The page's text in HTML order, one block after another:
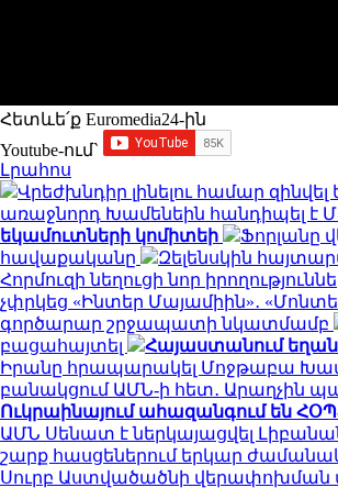
Հետևե՛ք Euromedia24-ին
Youtube-ում`
Լրահոս
Վրեժխնդիր լինելու համար
առաջնորդ Խամենեին հանդիպել է
եկամուտների կոմիտեի
Ֆորլանը
հավաքականը
Զելենսկին
Հորմուզի նեղուցի նոր
չփրկեց «Ինտեր Մայամիին»․
գործարար շրջապատի նկատմամբ
բացահայտել
Հայաստանում
Իրանը հրապարակել Մոջթաբա
բանակցում ԱՄՆ-ի հետ․ Արաղչին
Ուկրաինայում ահազանգում են
ԱՄՆ Սենատ է ներկայացվել
շարք հասցեներում երկար ժամանակ
Սուրբ Աստվածածնի վերափոխման